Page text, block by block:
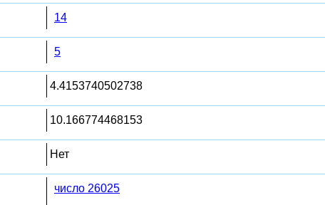
14
5
4.4153740502738
10.166774468153
Нет
число 26025